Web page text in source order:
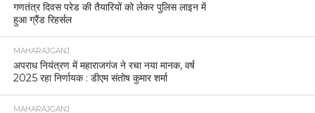
गणतंत्र दिवस परेड की तैयारियों को लेकर पुलिस लाइन में
हुआ ग्रैंड रिहर्सल
MAHARAJGANJ
अपराध नियंत्रण में महाराजगंज ने रचा नया मानक, वर्ष
2025 रहा निर्णायक : डीएम संतोष कुमार शर्मा
MAHARAJGANJ